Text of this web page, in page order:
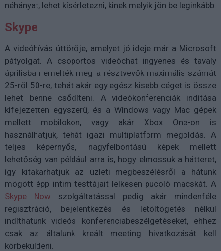
néhányat, lehet kísérletezni, kinek melyik jön be leginkább.
Skype
A videóhívás úttörője, amelyet jó ideje már a Microsoft
pátyolgat. A csoportos videóchat ingyenes és tavaly
áprilisban emelték meg a résztvevők maximális számát
25-ről 50-re, tehát akár egy egész kisebb céget is össze
lehet benne csődíteni. A videókonferenciák indítása
kifejezetten egyszerű, és a Windows vagy Mac gépek
mellett mobilokon, vagy akár Xbox One-on is
használhatjuk, tehát igazi multiplatform megoldás. A
teljes képernyős, nagyfelbontású képek mellett
lehetőség van például arra is, hogy elmossuk a hátteret,
így kitakarhatjuk az üzleti megbeszélésről a hátunk
mögött épp intim testtájait lelkesen pucoló macskát. A
Skype Now szolgáltatással pedig akár mindenféle
regisztráció, bejelentkezés és letöltögetés nélkül
indíthatunk videós konferenciabeszélgetéseket, ehhez
csak az általunk kreált meeting hivatkozását kell
körbeküldeni.